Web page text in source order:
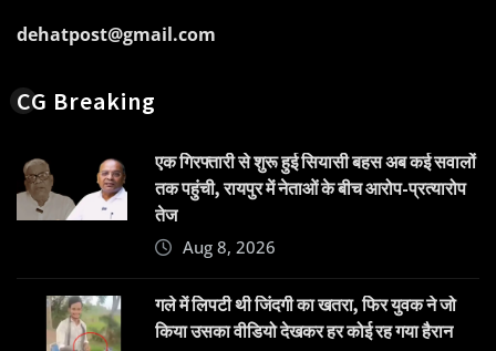
dehatpost@gmail.com
CG Breaking
एक गिरफ्तारी से शुरू हुई सियासी बहस अब कई सवालों
तक पहुंची, रायपुर में नेताओं के बीच आरोप-प्रत्यारोप
तेज
Aug 8, 2026
गले में लिपटी थी जिंदगी का खतरा, फिर युवक ने जो
किया उसका वीडियो देखकर हर कोई रह गया हैरान